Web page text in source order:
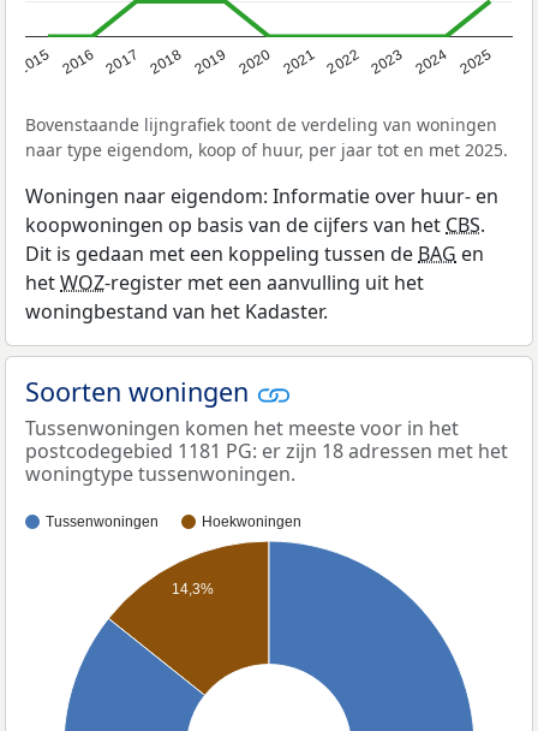
2015 2016 2017 2018 2019 2020 2021 2022 2023 2024 2025
Bovenstaande lijngrafiek toont de verdeling van woningen
naar type eigendom, koop of huur, per jaar tot en met 2025.
Woningen naar eigendom: Informatie over huur- en
koopwoningen op basis van de cijfers van het CBS.
Dit is gedaan met een koppeling tussen de BAG en
hetWOZ-register met een aanvulling uit het
woningbestand van het Kadaster.
Soorten woningen
Tussenwoningen komen het meeste voor in het
postcodegebied 1181 PG: er zijn 18 adressen met het
woningtype tussenwoningen.
Tussenwoningen Hoekwoningen
14,3%